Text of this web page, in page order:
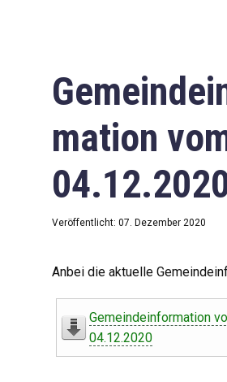
mation
Veröffentlicht: 07. Dezember 2020
Anbei die aktuelle
Gemeindeinformation
04.12.2020